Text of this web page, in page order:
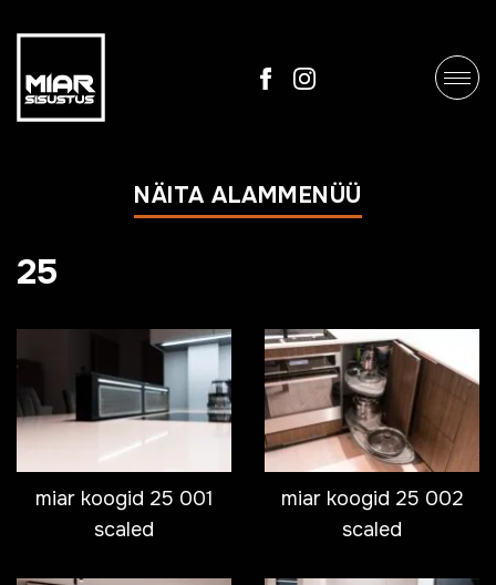
NÄITA ALAMMENÜÜ
25
miar koogid 25 001
scaled
miar koogid 25 002
scaled